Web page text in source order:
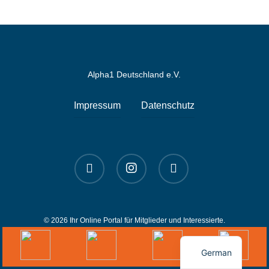
Alpha1 Deutschland e.V.
Impressum Datenschutz
linkedin instagram spotify
© 2026 Ihr Online Portal für Mitglieder und Interessierte.
German
English